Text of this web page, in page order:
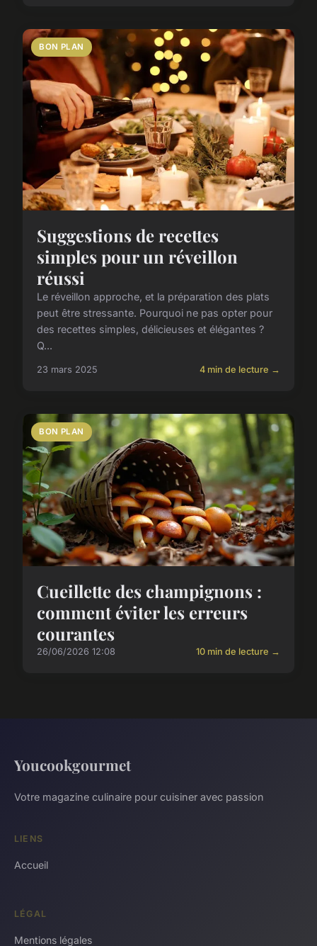
BON PLAN
Suggestions de recettes
simples pour un réveillon
réussi
Le réveillon approche, et la préparation des plats
peut être stressante. Pourquoi ne pas opter pour
des recettes simples, délicieuses et élégantes ?
Q...
23 mars 2025 4 min de lecture →
BON PLAN
Cueillette des champignons :
comment éviter les erreurs
courantes
26/06/2026 12:08 10 min de lecture →
Youcookgourmet
Votre magazine culinaire pour cuisiner avec passion
LIENS
Accueil
LÉGAL
Mentions légales